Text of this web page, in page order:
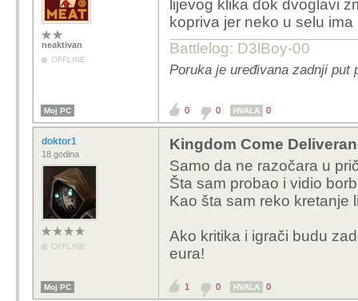
neaktivan
OFFLINE
lijevog klika dok dvoglavi
kopriva jer neko u selu
Battlelog: D3lBoy-00
Poruka je uređivana zadnji put
Moj PC 0 0 HVALA 0
doktor1
18 godina
OFFLINE
Kingdom Come
Samo da ne razočara u
Šta sam probao i vidio
Kao šta sam reko kretanje
Ako kritika i igrači budu
eura!
Moj PC 1 0 HVALA 0